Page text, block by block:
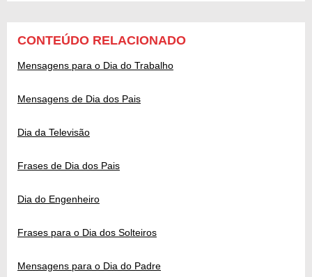
CONTEÚDO RELACIONADO
Mensagens para o Dia do Trabalho
Mensagens de Dia dos Pais
Dia da Televisão
Frases de Dia dos Pais
Dia do Engenheiro
Frases para o Dia dos Solteiros
Mensagens para o Dia do Padre